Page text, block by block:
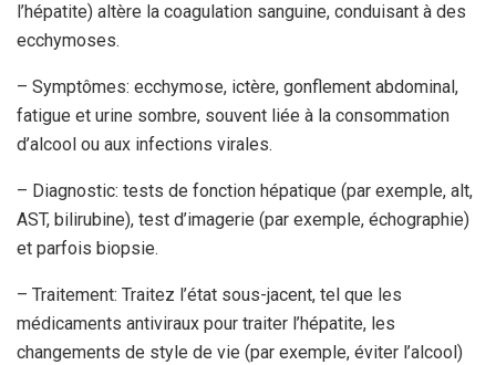
l’hépatite) altère la coagulation sanguine, conduisant à des
ecchymoses.
– Symptômes: ecchymose, ictère, gonflement abdominal,
fatigue et urine sombre, souvent liée à la consommation
d’alcool ou aux infections virales.
– Diagnostic: tests de fonction hépatique (par exemple, alt,
AST, bilirubine), test d’imagerie (par exemple, échographie)
et parfois biopsie.
– Traitement: Traitez l’état sous-jacent, tel que les
médicaments antiviraux pour traiter l’hépatite, les
changements de style de vie (par exemple, éviter l’alcool)